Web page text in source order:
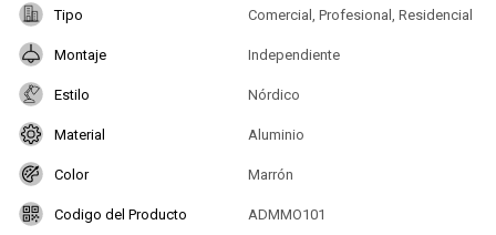
Tipo Comercial, Profesional, Residencial
Montaje Independiente
Estilo Nórdico
Material Aluminio
Color Marrón
Codigo del Producto ADMMO101